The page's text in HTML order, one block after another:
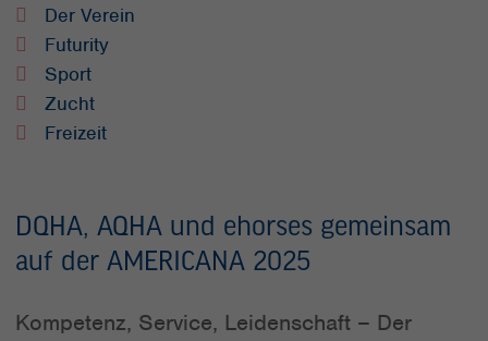
Der Verein
Futurity
Sport
Zucht
Freizeit
DQHA, AQHA und ehorses gemeinsam
auf der AMERICANA 2025
Kompetenz, Service, Leidenschaft – Der